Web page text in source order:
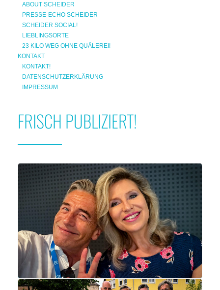
ABOUT SCHEIDER
PRESSE-ECHO SCHEIDER
SCHEIDER SOCIAL!
LIEBLINGSORTE
23 KILO WEG OHNE QUÄLEREI!
KONTAKT
KONTAKT!
DATENSCHUTZERKLÄRUNG
IMPRESSUM
FRISCH PUBLIZIERT!